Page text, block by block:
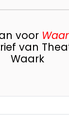
voor
van
Waark